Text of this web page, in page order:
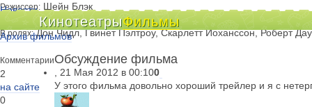
КинотеатрыФильмы
Новости
Киноклубы
Архив фильмов
Режиссер: Шейн Блэк
Сценарий:Джек Кирби, Дрю Пирс, Шейн Блэк
В ролях:Дон Чидл, Гвинет Пэлтроу, Скарлетт Йоханссон, Роберт
Комментарии
2
на сайте
0
Обсуждение фильма
, 21 Мая 2012 в 00:100
У этого фильма довольно хороший трейлер и я с